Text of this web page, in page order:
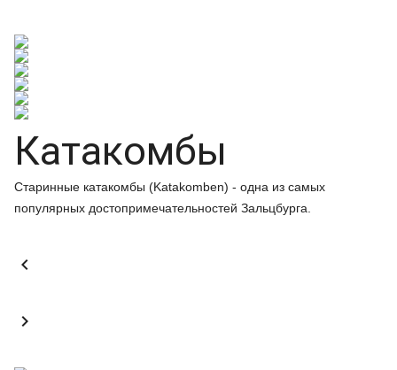
Катакомбы
Старинные катакомбы (Katakomben) - одна из самых
популярных достопримечательностей Зальцбурга.

